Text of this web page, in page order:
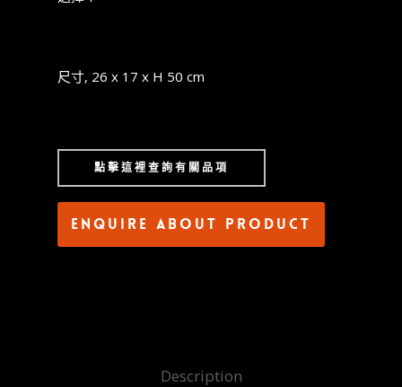
尺寸, 26 x 17 x H 50 cm
點擊這裡查詢有關品項
Enquire about product
Description